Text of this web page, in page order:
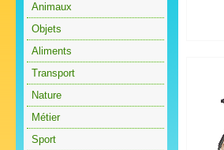
Animaux
Objets
Aliments
Transport
Nature
Métier
Sport